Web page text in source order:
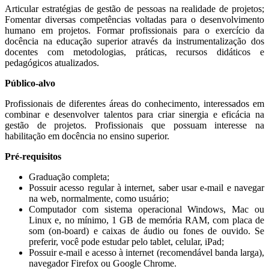
Articular estratégias de gestão de pessoas na realidade de projetos;
Fomentar diversas competências voltadas para o desenvolvimento
humano em projetos. Formar profissionais para o exercício da
docência na educação superior através da instrumentalização dos
docentes com metodologias, práticas, recursos didáticos e
pedagógicos atualizados.
Público-alvo
Profissionais de diferentes áreas do conhecimento, interessados em
combinar e desenvolver talentos para criar sinergia e eficácia na
gestão de projetos. Profissionais que possuam interesse na
habilitação em docência no ensino superior.
Pré-requisitos
Graduação completa;
Possuir acesso regular à internet, saber usar e-mail e navegar
na web, normalmente, como usuário;
Computador com sistema operacional Windows, Mac ou
Linux e, no mínimo, 1 GB de memória RAM, com placa de
som (on-board) e caixas de áudio ou fones de ouvido. Se
preferir, você pode estudar pelo tablet, celular, iPad;
Possuir e-mail e acesso à internet (recomendável banda larga),
navegador Firefox ou Google Chrome.